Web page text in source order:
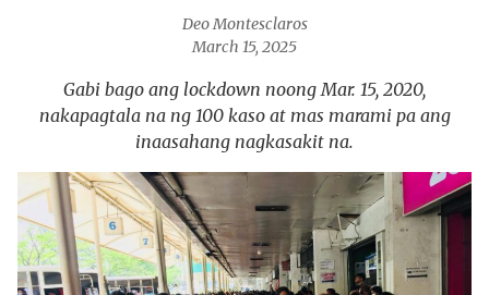
Deo Montesclaros
March 15, 2025
Gabi bago ang lockdown noong Mar. 15, 2020,
nakapagtala na ng 100 kaso at mas marami pa ang
inaasahang nagkasakit na.